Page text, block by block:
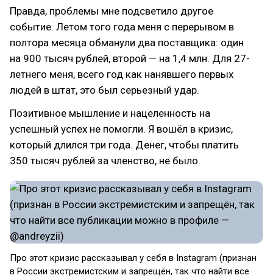
Правда, проблемы мне подсветило другое
событие. Летом того года меня с перерывом в
полтора месяца обманули два поставщика: один
на 900 тысяч рублей, второй — на 1,4 млн. Для 27-
летнего меня, всего год как нанявшего первых
людей в штат, это был серьезный удар.
Позитивное мышление и нацеленность на
успешный успех не помогли. Я вошёл в кризис,
который длился три года. Денег, чтобы платить
350 тысяч рублей за членство, не было.
Про этот кризис рассказывал у себя в Instagram (признан
в России экстремистским и запрещён, так что найти все